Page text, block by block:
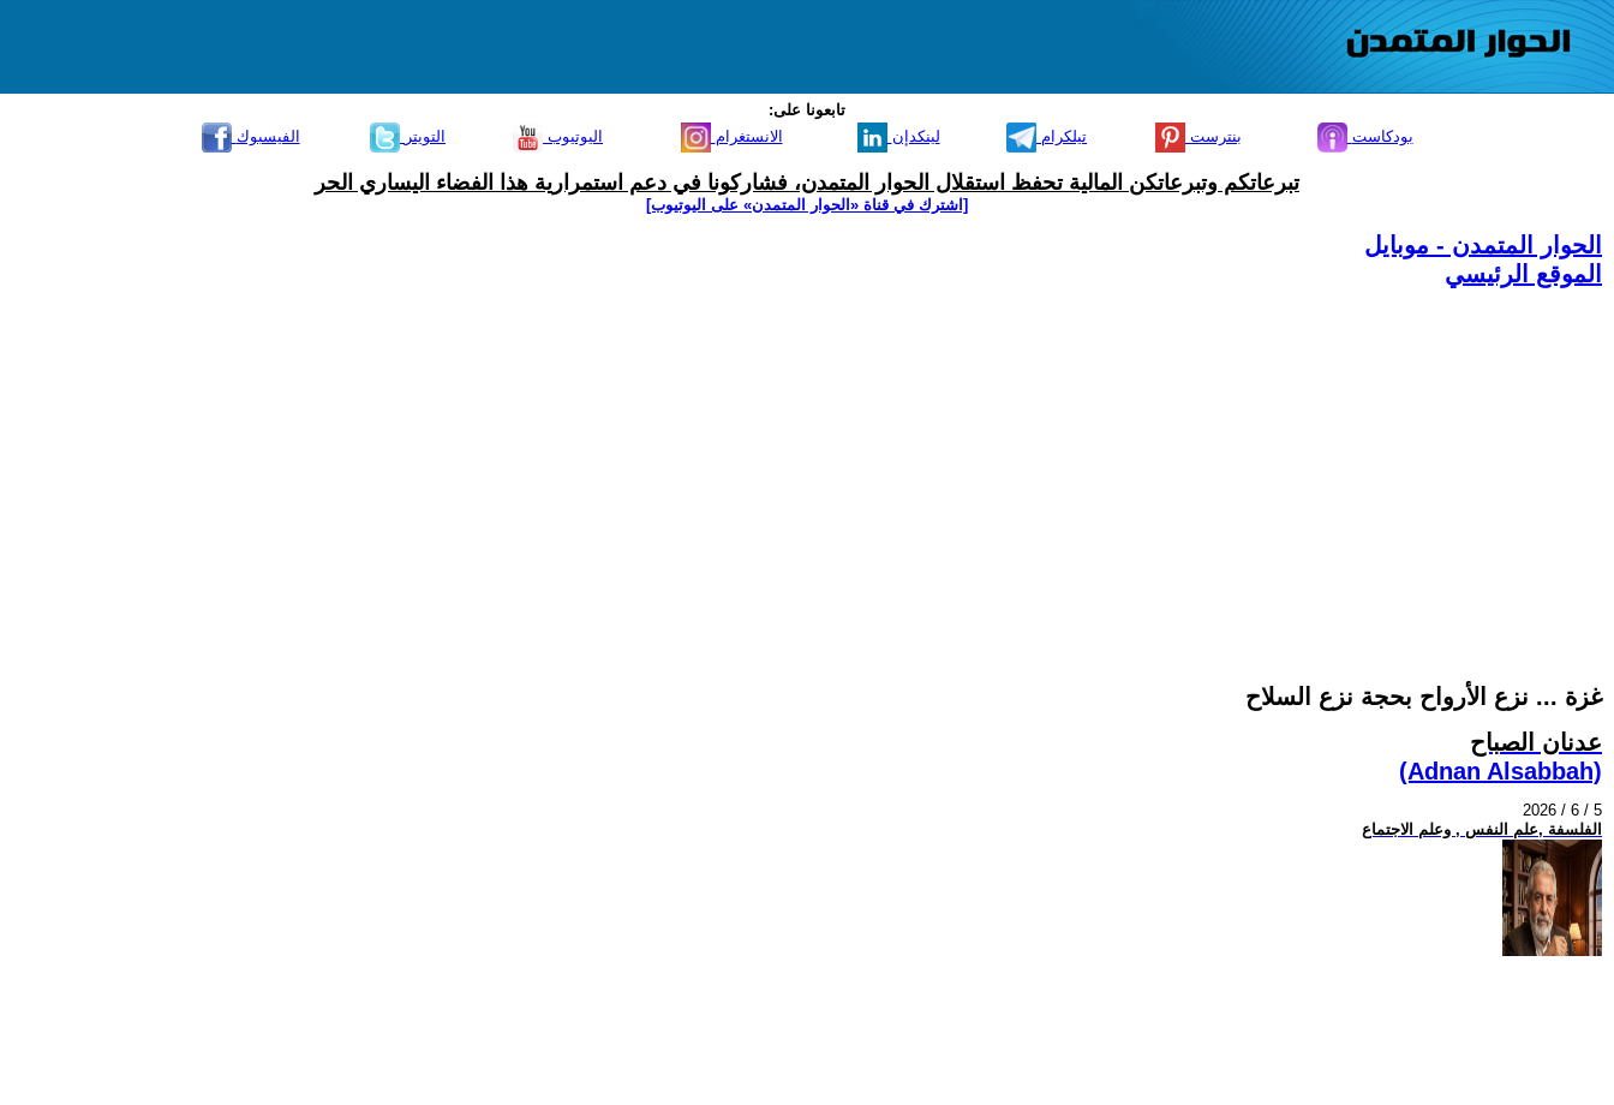
تابعونا على:
الفيسبوك
التويتر اليوتيوب الانستغرام لينكدإن تيلكرام بنترست بودكاست
تبرعاتكم وتبرعاتكن المالية تحفظ استقلال الحوار المتمدن، فشاركونا في دعم استمرارية هذا الفضاء اليساري الحر
[اشترك في قناة ‫«الحوار المتمدن» على اليوتيوب]
الحوار المتمدن - موبايل
الموقع الرئيسي
غزة ... نزع الأرواح بحجة نزع السلاح
عدنان الصباح
(Adnan Alsabbah)
2026 / 6 / 5
الفلسفة ,علم النفس , وعلم الاجتماع